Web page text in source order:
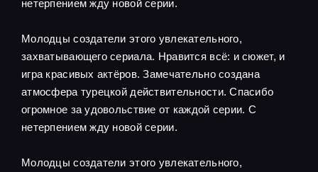
нетерпением жду новой серии.
Молодцы создатели этого увлекательного,
захватывающего сериала. Нравится всё: и сюжет, и
игра красивых актёров. Замечательно создана
атмосфера турецкой действительности. Спасибо
огромное за удовольствие от каждой серии. С
нетерпением жду новой серии.
Молодцы создатели этого увлекательного,